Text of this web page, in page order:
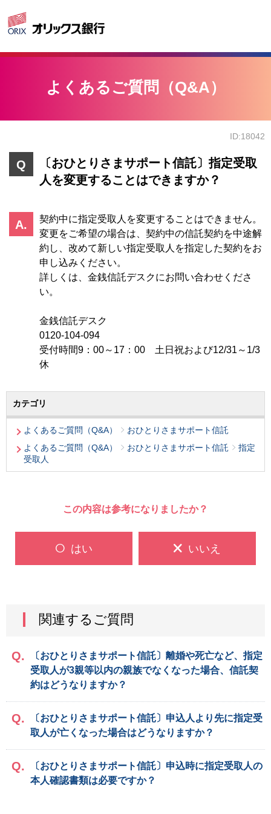
よくあるご質問（Q&A）
ID:18042
〔おひとりさまサポート信託〕指定受取
人を変更することはできますか？
契約中に指定受取人を変更することはできません。
変更をご希望の場合は、契約中の信託契約を中途解
約し、改めて新しい指定受取人を指定した契約をお
申し込みください。
詳しくは、金銭信託デスクにお問い合わせくださ
い。
金銭信託デスク
0120-104-094
受付時間9：00～17：00 土日祝および12/31～1/3
休
カテゴリ
よくあるご質問（Q&A）
おひとりさまサポート信託
よくあるご質問（Q&A）
おひとりさまサポート信託
指定
受取人
この内容は参考になりましたか？
はい いいえ
関連するご質問
〔おひとりさまサポート信託〕離婚や死亡など、指定
受取人が3親等以内の親族でなくなった場合、信託契
約はどうなりますか？
〔おひとりさまサポート信託〕申込人より先に指定受
取人が亡くなった場合はどうなりますか？
〔おひとりさまサポート信託〕申込時に指定受取人の
本人確認書類は必要ですか？